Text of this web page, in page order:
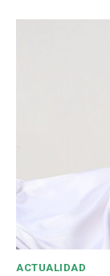
ACTUALIDAD